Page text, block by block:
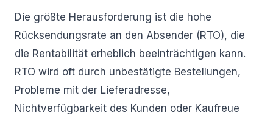
Die größte Herausforderung ist die hohe
Rücksendungsrate an den Absender (RTO), die
die Rentabilität erheblich beeinträchtigen kann.
RTO wird oft durch unbestätigte Bestellungen,
Probleme mit der Lieferadresse,
Nichtverfügbarkeit des Kunden oder Kaufreue